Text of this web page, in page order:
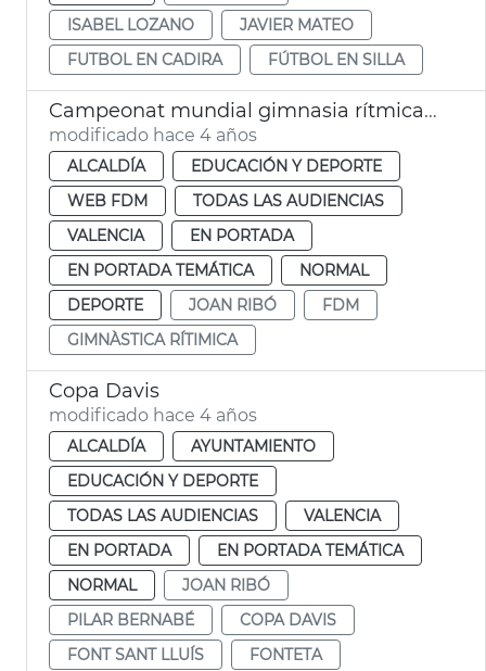
ISABEL LOZANO
JAVIER MATEO
FUTBOL EN CADIRA
FÚTBOL EN SILLA
Campeonat mundial gimnasia rítmica 2023
modificado hace 4 años
ALCALDÍA
EDUCACIÓN Y DEPORTE
WEB FDM
TODAS LAS AUDIENCIAS
VALENCIA
EN PORTADA
EN PORTADA TEMÁTICA
NORMAL
DEPORTE
JOAN RIBÓ
FDM
GIMNÀSTICA RÍTIMICA
Copa Davis
modificado hace 4 años
ALCALDÍA
AYUNTAMIENTO
EDUCACIÓN Y DEPORTE
TODAS LAS AUDIENCIAS
VALENCIA
EN PORTADA
EN PORTADA TEMÁTICA
NORMAL
JOAN RIBÓ
PILAR BERNABÉ
COPA DAVIS
FONT SANT LLUÍS
FONTETA